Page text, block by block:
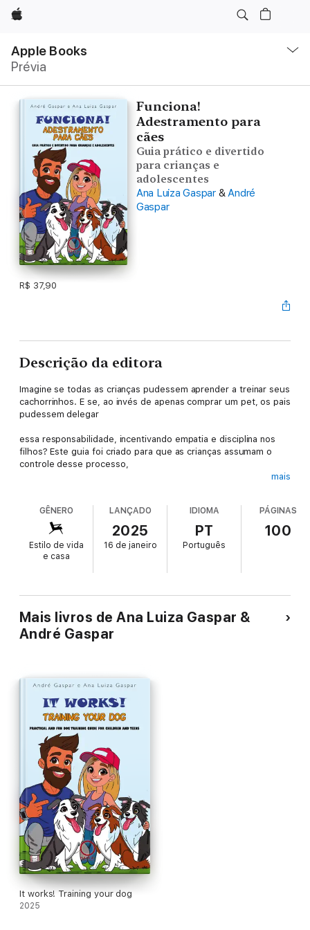
Apple
Apple Books
Prévia
Nav
Abrir
menu
Funciona!
Adestramento para
cães
Guia prático e divertido
para crianças e
adolescentes
Ana Luiza Gaspar & André
Gaspar
R$ 37,90
Descrição da editora
Imagine se todas as crianças pudessem aprender a treinar seus
cachorrinhos. E se, ao invés de apenas comprar um pet, os pais
pudessem delegar
essa responsabilidade, incentivando empatia e disciplina nos
filhos? Este guia foi criado para que as crianças assumam o
controle desse processo,
responsabilidade e conexão.
Um presente que transforma tanto as crianças quanto seus
amiguinhos de quatro patas, trazendo aprendizado e amor para
mais
GÊNERO
Estilo de vida
e casa
LANÇADO
2025
16 de janeiro
IDIOMA
PT
Português
PÁGINAS
100
Mais livros de Ana Luiza Gaspar &
André Gaspar
It works! Training your dog
2025